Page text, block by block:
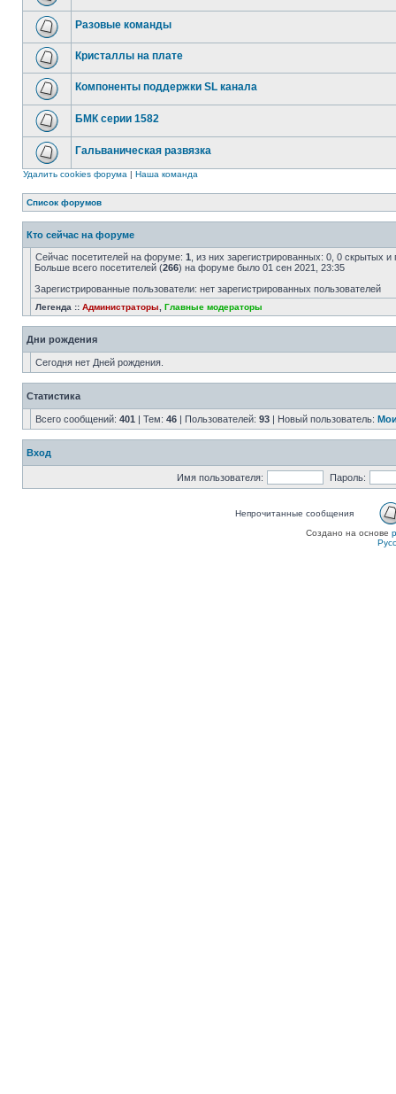
Разовые команды
Кристаллы на плате
Компоненты поддержки SL канала
БМК серии 1582
Гальваническая развязка
Удалить cookies форума | Наша команда
Список форумов
Кто сейчас на форуме
Сейчас посетителей на форуме: 1 , из них зарегистрированных: 0, 0 скрытых
Больше всего посетителей (266) на форуме было 01 сен 2021, 23:35
Зарегистрированные пользователи: нет зарегистрированных пользователей
Легенда :: Администраторы Главные модераторы
Дни рождения
Сегодня нет Дней рождения.
Статистика
Всего сообщений: 401 | Тем: 46 | Пользователей: 93 | Новый пользователь:
Вход
Имя пользователя: Пароль:
Непрочитанные сообщения
Создано на основе